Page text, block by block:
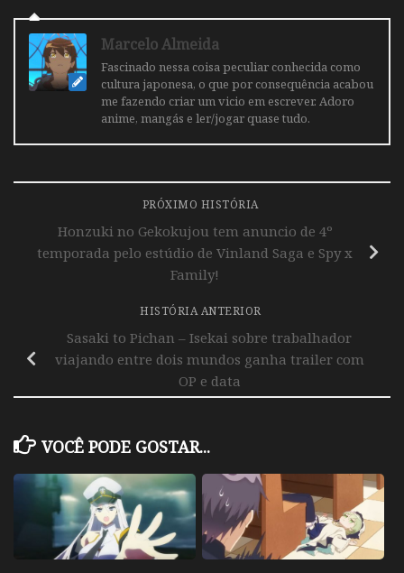
Marcelo Almeida
Fascinado nessa coisa peculiar conhecida como
cultura japonesa, o que por consequência acabou
me fazendo criar um vicio em escrever. Adoro
anime, mangás e ler/jogar quase tudo.
PRÓXIMO HISTÓRIA
Honzuki no Gekokujou tem anuncio de 4º
temporada pelo estúdio de Vinland Saga e Spy x
Family!
HISTÓRIA ANTERIOR
Sasaki to Pichan – Isekai sobre trabalhador
viajando entre dois mundos ganha trailer com
OP e data
VOCÊ PODE GOSTAR...